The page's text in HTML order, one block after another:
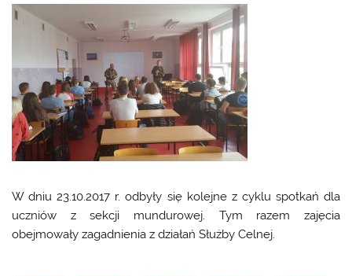
W dniu 23.10.2017 r. odbyły się kolejne z cyklu spotkań dla
uczniów z sekcji mundurowej. Tym razem zajęcia
obejmowały zagadnienia z działań Służby Celnej.